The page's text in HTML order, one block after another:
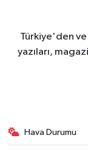
Türkiye'den
yazıları,
Hava Durumu